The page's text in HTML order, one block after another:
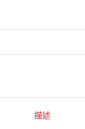
描述